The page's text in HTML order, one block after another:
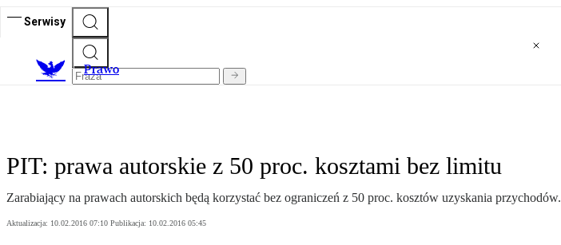
Serwisy
Prawo
PIT: prawa autorskie z 50 proc. kosztami bez limitu
Zarabiający na prawach autorskich będą korzystać bez ograniczeń z 50 proc. kosztów uzyskania przychodów.
Aktualizacja: 10.02.2016 07:10 Publikacja: 10.02.2016 05:45